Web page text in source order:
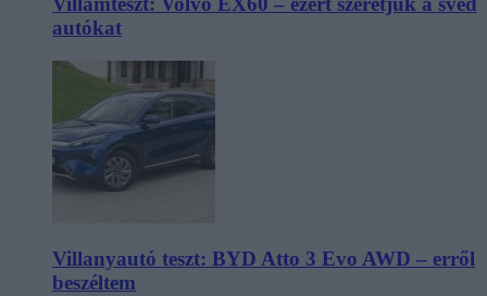
autókat
Villanyautó teszt: BYD Atto 3 Evo AWD – erről
beszéltem